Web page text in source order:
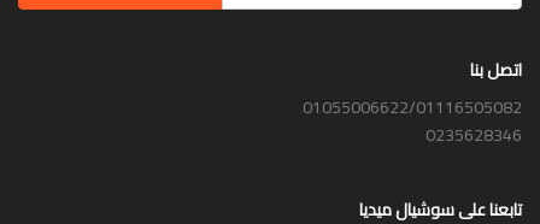
اتصل بنا
01055006622/01116505082
0235628346
تابعنا على سوشيال ميديا